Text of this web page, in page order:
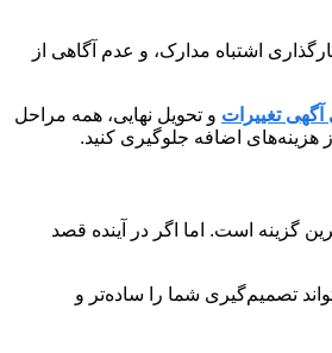
اشتباه مدارک، و عدم آگاهی از
آگهی تغییرات و تحویل نهایی، همه مراحل
هزینه‌های اضافه جلوگیری کنید.
گزینه است. اما اگر در آینده قصد
تصمیم‌گیری شما را ساده‌تر و